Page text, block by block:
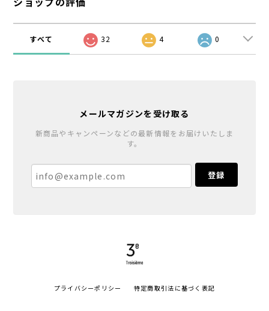
すべて 32 4 0
メールマガジンを受け取る
新商品やキャンペーンなどの最新情報をお届けいたしま
す。
登録
プライバシーポリシー 特定商取引法に基づく表記